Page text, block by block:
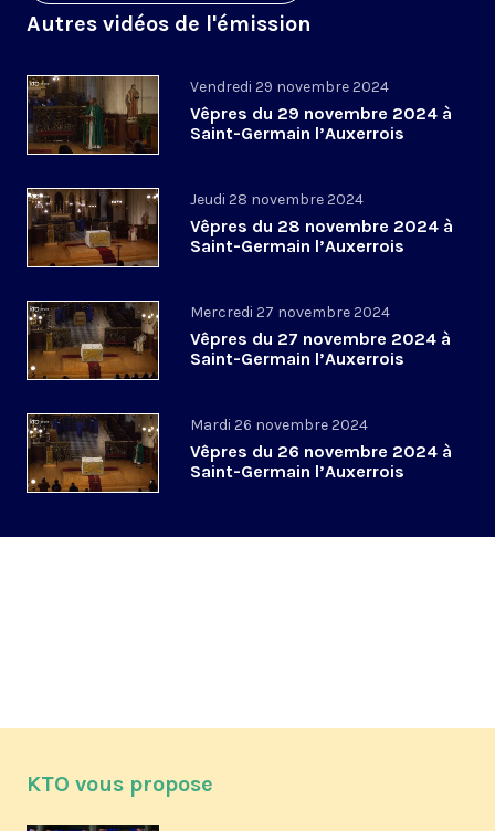
Autres vidéos de l'émission
Vendredi 29 novembre 2024
Vêpres du 29 novembre 2024 à
Saint-Germain l’Auxerrois
Jeudi 28 novembre 2024
Vêpres du 28 novembre 2024 à
Saint-Germain l’Auxerrois
Mercredi 27 novembre 2024
Vêpres du 27 novembre 2024 à
Saint-Germain l’Auxerrois
Mardi 26 novembre 2024
Vêpres du 26 novembre 2024 à
Saint-Germain l’Auxerrois
KTO vous propose